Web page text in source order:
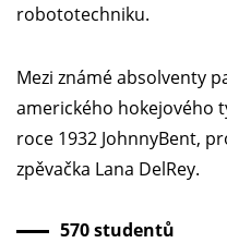
robototechniku.
Mezi známé absolventy
amerického hokejového
roce 1932 JohnnyBent,
zpěvačka Lana DelRey.
570 studentů